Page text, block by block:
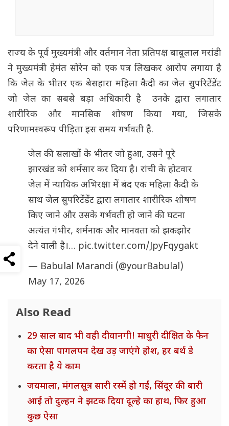
राज्य के पूर्व मुख्यमंत्री और वर्तमान नेता प्रतिपक्ष बाबूलाल मरांडी
ने मुख्यमंत्री हेमंत सोरेन को एक पत्र लिखकर आरोप लगाया है
कि जेल के भीतर एक बेसहारा महिला कैदी का जेल सुपरिटेंडेंट
जो जेल का सबसे बड़ा अधिकारी है उनके द्वारा लगातार
शारीरिक और मानसिक शोषण किया गया, जिसके
परिणामस्वरूप पीड़िता इस समय गर्भवती है.
जेल की सलाखों के भीतर जो हुआ, उसने पूरे
झारखंड को शर्मसार कर दिया है। रांची के होटवार
जेल में न्यायिक अभिरक्षा में बंद एक महिला कैदी के
साथ जेल सुपरिटेंडेंट द्वारा लगातार शारीरिक शोषण
किए जाने और उसके गर्भवती हो जाने की घटना
अत्यंत गंभीर, शर्मनाक और मानवता को झकझोर
देने वाली है।… pic.twitter.com/JpyFqygakt
— Babulal Marandi (@yourBabulal)
May 17, 2026
Also Read
29 साल बाद भी वही दीवानगी! माधुरी दीक्षित के फैन
का ऐसा पागलपन देख उड़ जाएंगे होश, हर बर्थ डे
करता है ये काम
जयमाला, मंगलसूत्र सारी रस्में हो गईं, सिंदूर की बारी
आई तो दुल्हन ने झटक दिया दूल्हे का हाथ, फिर हुआ
कुछ ऐसा